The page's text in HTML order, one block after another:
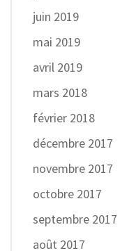
juin 2019
mai 2019
avril 2019
mars 2018
février 2018
décembre 2017
novembre 2017
octobre 2017
septembre 2017
août 2017